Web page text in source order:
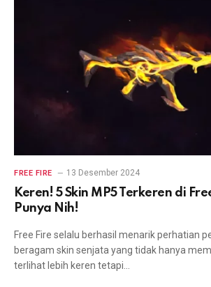
FREE FIRE 13 Desember 2024
Keren! 5 Skin MP5 Terkeren di
Punya Nih!
Free Fire selalu berhasil menarik perhatian
beragam skin senjata yang tidak hanya
terlihat lebih keren tetapi…